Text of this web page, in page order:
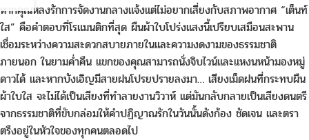
หากคุณหลงรักการจัดงานกลางแจ้งแต่ไม่อยากเสี่ยงกับสภาพอากาศ “เต็นท์
ใส” คือคำตอบที่โรแมนติกที่สุด ผืนผ้าใบโปร่งแสงนี้เปรียบเสมือนสะพาน
เชื่อมระหว่างความสะดวกสบายภายในและความงดงามของธรรมชาติ
ภายนอก ในยามค่ำคืน แขกของคุณสามารถนั่งจิบไวน์และแหงนหน้ามองหมู่
ดาวได้ และหากบังเอิญมีสายฝนโปรยปรายลงมา… เสียงเม็ดฝนที่กระทบผืน
ผ้าใบใส จะไม่ได้เป็นเสียงที่ทำลายงานวิวาห์ แต่มันกลับกลายเป็นเสียงดนตรี
จากธรรมชาติที่ขับกล่อมให้คำปฏิญาณรักในวันนั้นดังก้อง ชัดเจน และตรา
ตรึงอยู่ในหัวใจของทุกคนตลอดไป